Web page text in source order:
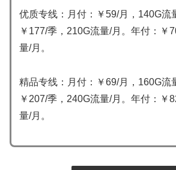
优质专线：月付：￥59/月，140G流
￥177/季，210G流量/月。年付：￥
量/月。
精品专线：月付：￥69/月，160G流
￥207/季，240G流量/月。年付：￥
量/月。